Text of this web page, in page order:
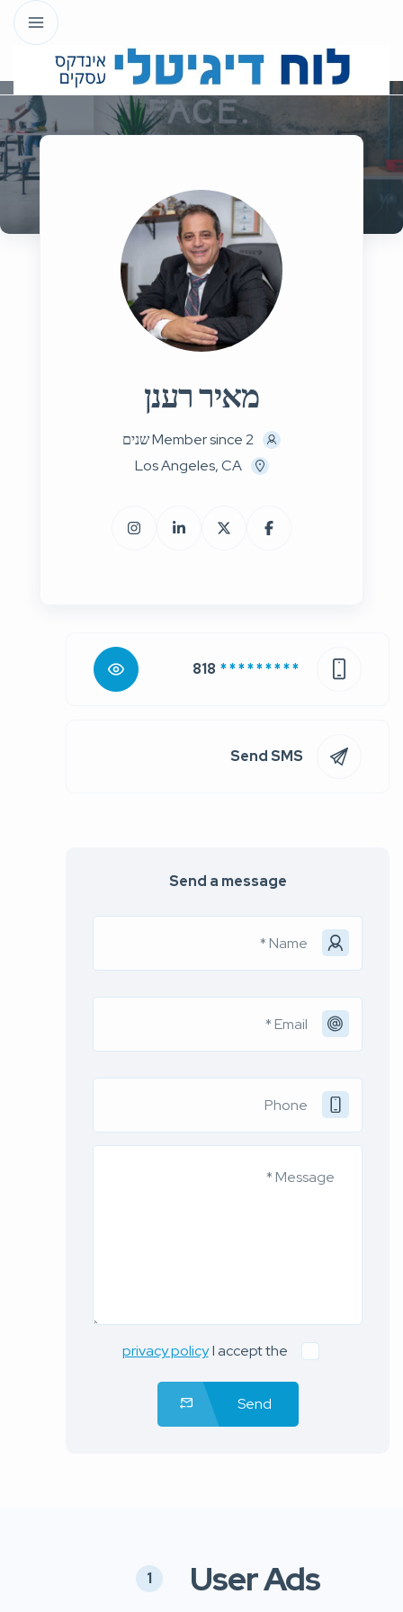
מאיר רענן
Member since 2 שנים
Los Angeles, CA
* * * * * * * * *
818
Send SMS
Send a message
I accept the
privacy policy
Send
User Ads
1